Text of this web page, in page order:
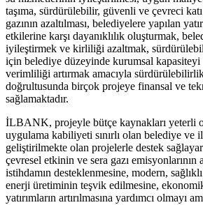
taşıma, sürdürülebilir, güvenli ve çevreci
gazının azaltılması, belediyelere yapılan
etkilerine karşı dayanıklılık oluşturmak,
iyileştirmek ve kirliliği azaltmak,
için belediye düzeyinde kurumsal
verimliliği artırmak amacıyla
doğrultusunda birçok projeye finansal ve
sağlamaktadır.
İLBANK, projeyle bütçe kaynakları yeterli
uygulama kabiliyeti sınırlı olan belediye ve
geliştirilmekte olan projelerle destek
çevresel etkinin ve sera gazı emisyonlarının
istihdamın desteklenmesine, modern,
enerji üretiminin teşvik edilmesine,
yatırımların artırılmasına yardımcı olmayı